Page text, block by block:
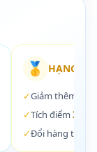
🥇 HẠNG
✓Giảm thêm
✓Tích điểm 3%
✓Đổi hàng trong